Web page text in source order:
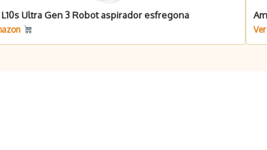
L10s Ultra Gen 3 Robot aspirador esfregona